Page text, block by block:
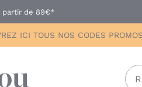
partir de 89€*
ICI TOUS NOS CODES